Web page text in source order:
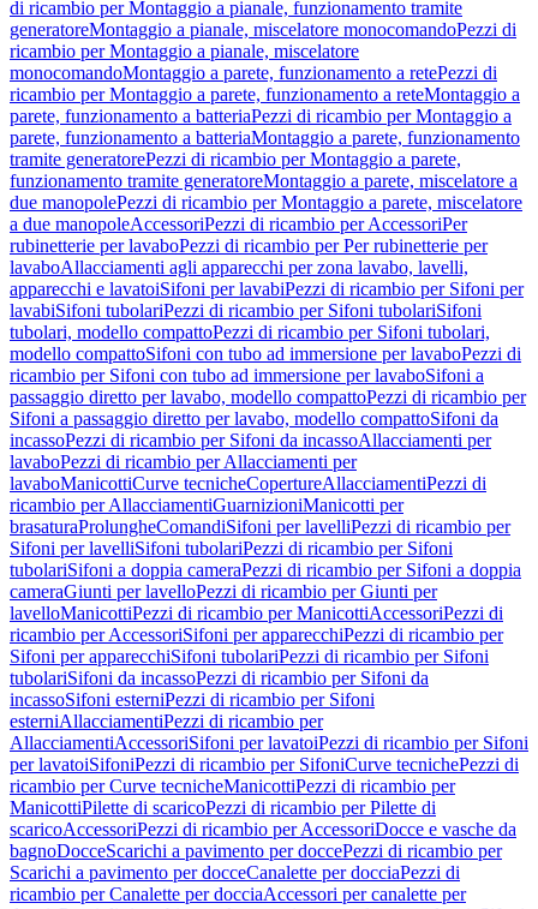
di ricambio per Montaggio a pianale, funzionamento tramite
generatoreMontaggio a pianale, miscelatore monocomandoPezzi di
ricambio per Montaggio a pianale, miscelatore
monocomandoMontaggio a parete, funzionamento a retePezzi di
ricambio per Montaggio a parete, funzionamento a reteMontaggio a
parete, funzionamento a batteriaPezzi di ricambio per Montaggio a
parete, funzionamento a batteriaMontaggio a parete, funzionamento
tramite generatorePezzi di ricambio per Montaggio a parete,
funzionamento tramite generatoreMontaggio a parete, miscelatore a
due manopolePezzi di ricambio per Montaggio a parete, miscelatore
a due manopoleAccessoriPezzi di ricambio per AccessoriPer
rubinetterie per lavaboPezzi di ricambio per Per rubinetterie per
lavaboAllacciamenti agli apparecchi per zona lavabo, lavelli,
apparecchi e lavatoiSifoni per lavabiPezzi di ricambio per Sifoni per
lavabiSifoni tubolariPezzi di ricambio per Sifoni tubolariSifoni
tubolari, modello compattoPezzi di ricambio per Sifoni tubolari,
modello compattoSifoni con tubo ad immersione per lavaboPezzi di
ricambio per Sifoni con tubo ad immersione per lavaboSifoni a
passaggio diretto per lavabo, modello compattoPezzi di ricambio per
Sifoni a passaggio diretto per lavabo, modello compattoSifoni da
incassoPezzi di ricambio per Sifoni da incassoAllacciamenti per
lavaboPezzi di ricambio per Allacciamenti per
lavaboManicottiCurve tecnicheCopertureAllacciamentiPezzi di
ricambio per AllacciamentiGuarnizioniManicotti per
brasaturaProlungheComandiSifoni per lavelliPezzi di ricambio per
Sifoni per lavelliSifoni tubolariPezzi di ricambio per Sifoni
tubolariSifoni a doppia cameraPezzi di ricambio per Sifoni a doppia
cameraGiunti per lavelloPezzi di ricambio per Giunti per
lavelloManicottiPezzi di ricambio per ManicottiAccessoriPezzi di
ricambio per AccessoriSifoni per apparecchiPezzi di ricambio per
Sifoni per apparecchiSifoni tubolariPezzi di ricambio per Sifoni
tubolariSifoni da incassoPezzi di ricambio per Sifoni da
incassoSifoni esterniPezzi di ricambio per Sifoni
esterniAllacciamentiPezzi di ricambio per
AllacciamentiAccessoriSifoni per lavatoiPezzi di ricambio per Sifoni
per lavatoiSifoniPezzi di ricambio per SifoniCurve tecnichePezzi di
ricambio per Curve tecnicheManicottiPezzi di ricambio per
ManicottiPilette di scaricoPezzi di ricambio per Pilette di
scaricoAccessoriPezzi di ricambio per AccessoriDocce e vasche da
bagnoDocceScarichi a pavimento per doccePezzi di ricambio per
Scarichi a pavimento per docceCanalette per docciaPezzi di
ricambio per Canalette per docciaAccessori per canalette per